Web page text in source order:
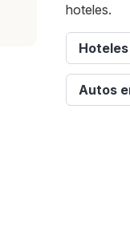
hoteles.
Autos